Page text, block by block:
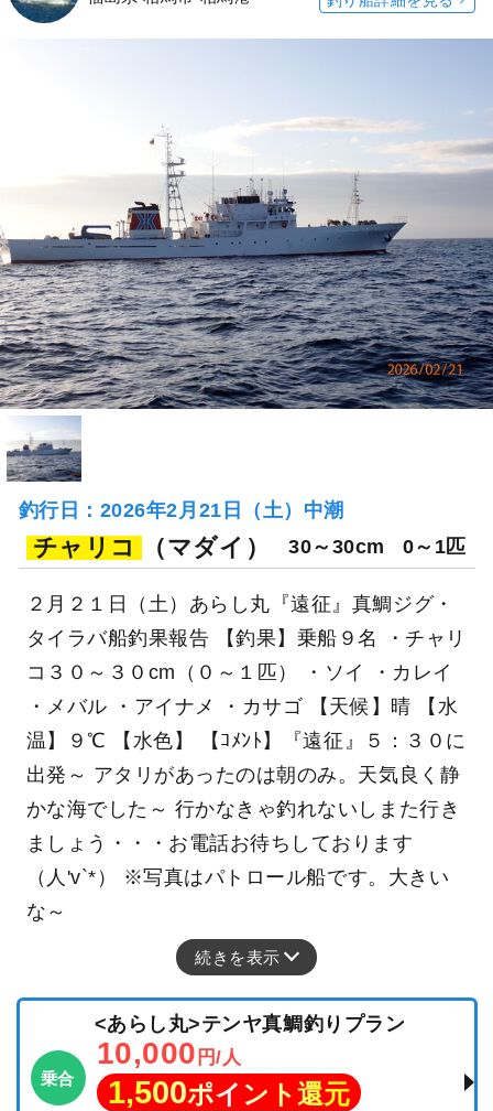
釣行日：2026年2月21日（土）中潮
チャリコ （マダイ） 30～30cm 0～1匹
２月２１日（土）あらし丸『遠征』真鯛ジグ・
タイラバ船釣果報告 【釣果】乗船９名 ・チャリ
コ３０～３０cm（０～１匹） ・ソイ ・カレイ
・メバル ・アイナメ ・カサゴ 【天候】晴 【水
温】９℃ 【水色】 【ｺﾒﾝﾄ】『遠征』５：３０に
出発～ アタリがあったのは朝のみ。天気良く静
かな海でした～ 行かなきゃ釣れないしまた行き
ましょう・・・お電話お待ちしております
（人'v`*） ※写真はパトロール船です。大きい
な～
続きを表示
乗合
<あらし丸>テンヤ真鯛釣りプラン
10,000 円/人
1,500ポイント還元